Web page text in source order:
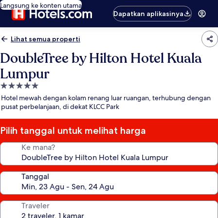
Langsung ke konten utama
Dapatkan aplikasinya
Lihat semua properti
DoubleTree by Hilton Hotel Kuala
Lumpur
Properti
bintang
5.0
Hotel mewah dengan kolam renang luar ruangan, terhubung dengan
pusat perbelanjaan, di dekat KLCC Park
Pilih tanggal untuk melihat harga
Ke mana?
Tanggal
Traveler